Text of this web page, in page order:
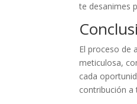
te desanimes
El proceso de
meticulosa,
cada
contribución a